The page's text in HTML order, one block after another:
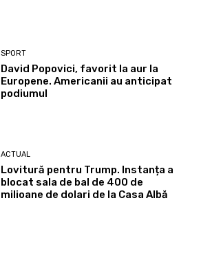
SPORT
David Popovici, favorit la aur la
Europene. Americanii au anticipat
podiumul
ACTUAL
Lovitură pentru Trump. Instanța a
blocat sala de bal de 400 de
milioane de dolari de la Casa Albă